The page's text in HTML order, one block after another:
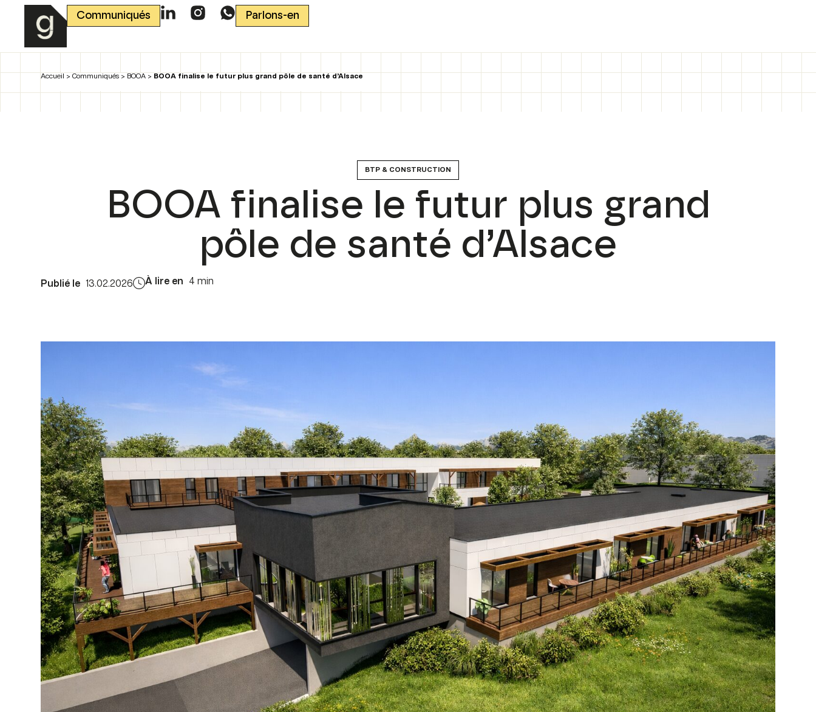
Communiqués Parlons-en
Accueil > Communiqués > BOOA > BOOA finalise le futur plus grand pôle de santé d’Alsace
BTP & CONSTRUCTION
BOOA finalise le futur plus grand
pôle de santé d’Alsace
Publié le 13.02.2026 À lire en 4 min